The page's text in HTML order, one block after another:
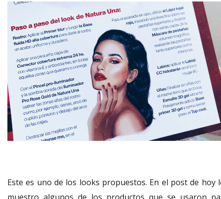
Este es uno de los looks propuestos. En el post de hoy